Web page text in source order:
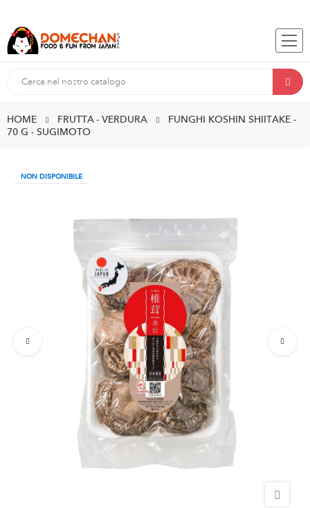
HOME FRUTTA - VERDURA
FUNGHI KOSHIN SHIITAKE -
70 G - SUGIMOTO
NON DISPONIBILE